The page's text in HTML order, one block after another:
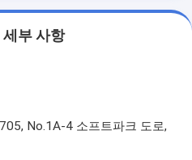
세부 사항
No.1A-4 소프트파크 도로,